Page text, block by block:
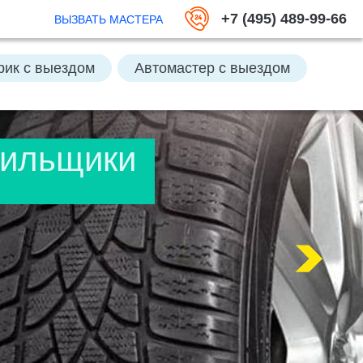
ВЫЗВАТЬ МАСТЕРА +7 (495) 489-99-66
с выездом Автомастер с выездом
аккумулятор
Отключить Great Guard
Открыть багажник Подвезти бензин